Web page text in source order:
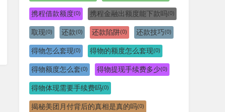
携程借款额度(0) 携程金融出额度能下款吗(0)
取现(0) 还款(0) 还款陷阱(0) 还款技巧(0)
得物怎么套现(0) 得物的额度怎么套现(0)
得物额度怎么套(0) 得物提现手续费多少(0)
得物体现需要手续费吗(0)
揭秘美团月付背后的真相是真的吗(0)